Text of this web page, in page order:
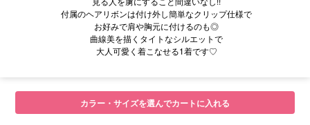
付属のヘアリボンは付け外し簡単なクリップ仕様で
お好みで肩や胸元に付けるのも◎
曲線美を描くタイトなシルエットで
大人可愛く着こなせる1着です♡
カラー・サイズを選んでカートに入れる